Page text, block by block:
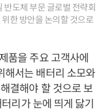
반도체 부문 글로벌 전략회
한 방안을 논의할 것으로
품을 주요 고객사에
해서는 배터리 소모와
결해야 할 것으로 보
리가 눈에 띄게 닳기